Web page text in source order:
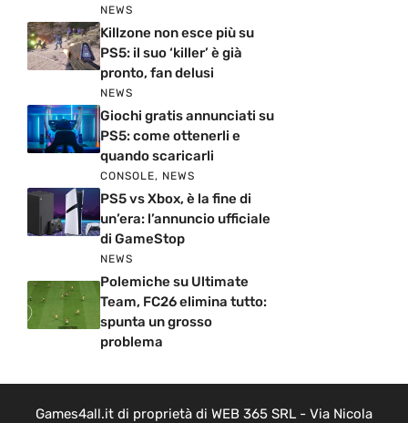
NEWS
Killzone non esce più su
PS5: il suo ‘killer’ è già
pronto, fan delusi
NEWS
Giochi gratis annunciati su
PS5: come ottenerli e
quando scaricarli
CONSOLE, NEWS
PS5 vs Xbox, è la fine di
un’era: l’annuncio ufficiale
di GameStop
NEWS
Polemiche su Ultimate
Team, FC26 elimina tutto:
spunta un grosso
problema
Games4all.it di proprietà di WEB 365 SRL - Via Nicola